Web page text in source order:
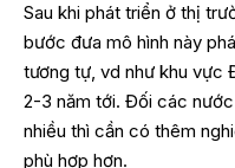
Sau khi phát triển ở thị
bước đưa mô hình này
tương tự, vd như khu vực
2-3 năm tới. Đối các
nhiều thì cần có thêm
phù hợp hơn.